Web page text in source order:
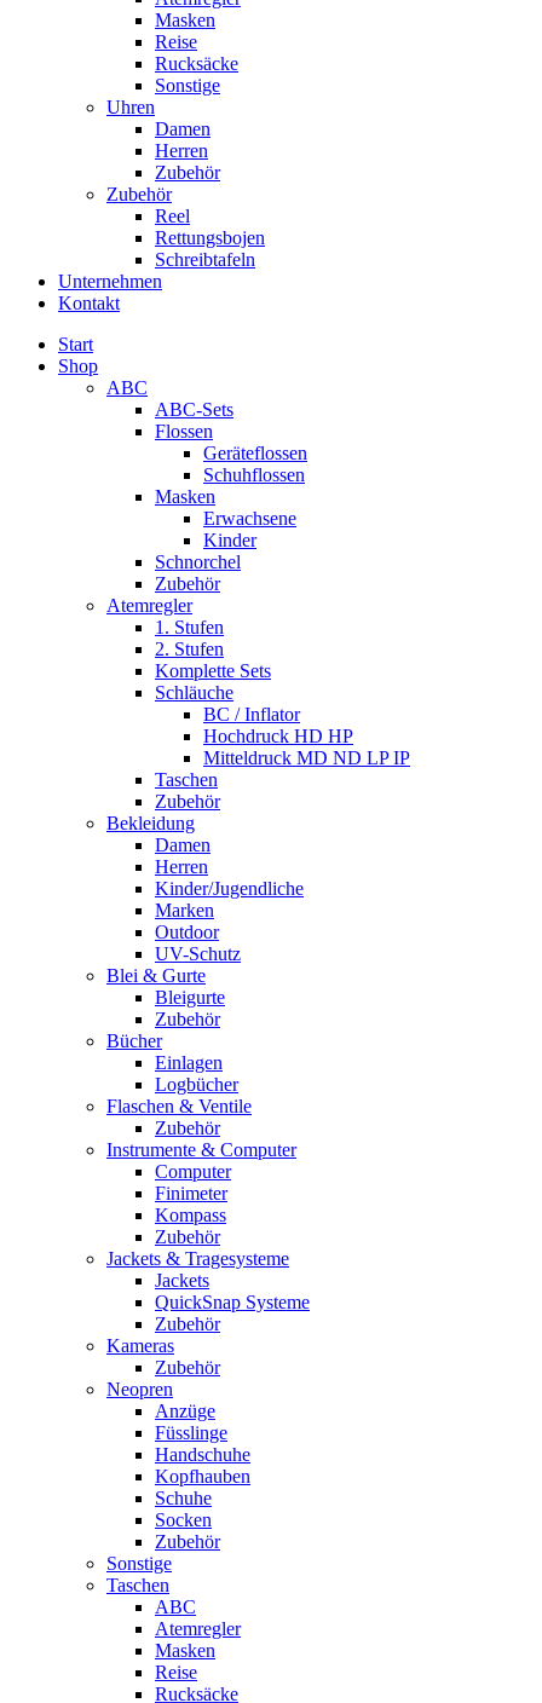
Masken
Reise
Rucksäcke
Sonstige
Uhren
Damen
Herren
Zubehör
Zubehör
Reel
Rettungsbojen
Schreibtafeln
Unternehmen
Kontakt
Start
Shop
ABC
ABC-Sets
Flossen
Geräteflossen
Schuhflossen
Masken
Erwachsene
Kinder
Schnorchel
Zubehör
Atemregler
1. Stufen
2. Stufen
Komplette Sets
Schläuche
BC / Inflator
Hochdruck HD HP
Mitteldruck MD ND LP IP
Taschen
Zubehör
Bekleidung
Damen
Herren
Kinder/Jugendliche
Marken
Outdoor
UV-Schutz
Blei & Gurte
Bleigurte
Zubehör
Bücher
Einlagen
Logbücher
Flaschen & Ventile
Zubehör
Instrumente & Computer
Computer
Finimeter
Kompass
Zubehör
Jackets & Tragesysteme
Jackets
QuickSnap Systeme
Zubehör
Kameras
Zubehör
Neopren
Anzüge
Füsslinge
Handschuhe
Kopfhauben
Schuhe
Socken
Zubehör
Sonstige
Taschen
ABC
Atemregler
Masken
Reise
Rucksäcke